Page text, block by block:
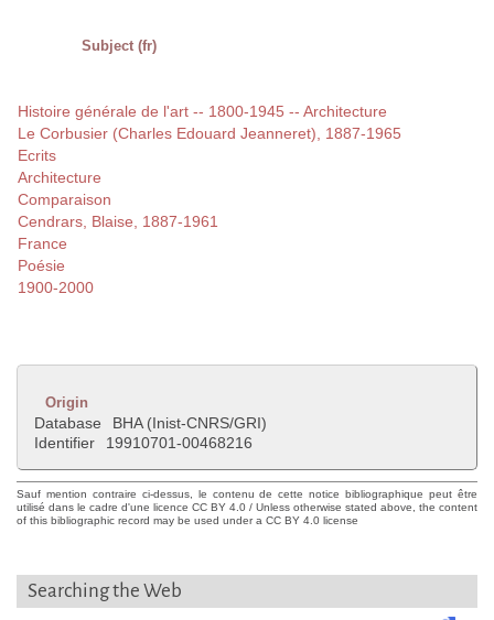
Subject (fr)
Histoire générale de l'art -- 1800-1945 -- Architecture
Le Corbusier (Charles Edouard Jeanneret), 1887-1965
Ecrits
Architecture
Comparaison
Cendrars, Blaise, 1887-1961
France
Poésie
1900-2000
Origin
Database
BHA (Inist-CNRS/GRI)
Identifier
19910701-00468216
Sauf mention contraire ci-dessus, le contenu de cette notice bibliographique peut être
utilisé dans le cadre d'une licence CC BY 4.0 / Unless otherwise stated above, the content
of this bibliographic record may be used under a CC BY 4.0 license
Searching the Web